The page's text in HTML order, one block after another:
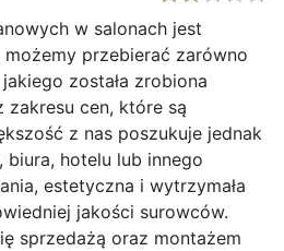
w salonach jest
przebierać zarówno
została zrobiona
zakresu cen, które są
z nas poszukuje jednak
biura, hotelu lub innego
estetyczna i wytrzymała
jakości surowców.
sprzedażą oraz montażem